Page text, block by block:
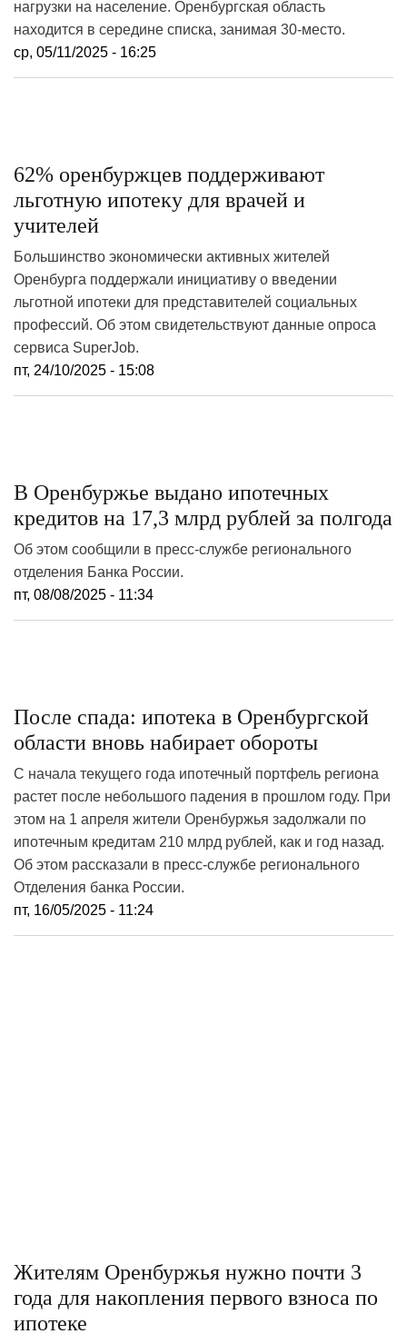
нагрузки на население. Оренбургская область
находится в середине списка, занимая 30-место.
ср, 05/11/2025 - 16:25
62% оренбуржцев поддерживают
льготную ипотеку для врачей и
учителей
Большинство экономически активных жителей
Оренбурга поддержали инициативу о введении
льготной ипотеки для представителей социальных
профессий. Об этом свидетельствуют данные опроса
сервиса SuperJob.
пт, 24/10/2025 - 15:08
В Оренбуржье выдано ипотечных
кредитов на 17,3 млрд рублей за полгода
Об этом сообщили в пресс-службе регионального
отделения Банка России.
пт, 08/08/2025 - 11:34
После спада: ипотека в Оренбургской
области вновь набирает обороты
С начала текущего года ипотечный портфель региона
растет после небольшого падения в прошлом году. При
этом на 1 апреля жители Оренбуржья задолжали по
ипотечным кредитам 210 млрд рублей, как и год назад.
Об этом рассказали в пресс-службе регионального
Отделения банка России.
пт, 16/05/2025 - 11:24
Жителям Оренбуржья нужно почти 3
года для накопления первого взноса по
ипотеке